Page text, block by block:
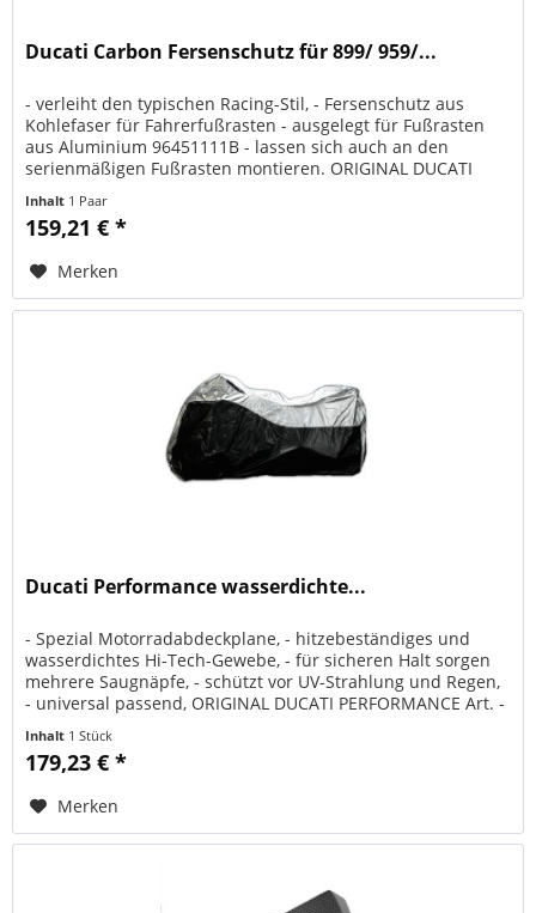
Ducati Carbon Fersenschutz für 899/ 959/...
- verleiht den typischen Racing-Stil, - Fersenschutz aus
Kohlefaser für Fahrerfußrasten - ausgelegt für Fußrasten
aus Aluminium 96451111B - lassen sich auch an den
serienmäßigen Fußrasten montieren. ORIGINAL DUCATI
Inhalt 1 Paar
159,21 € *
Merken
Ducati Performance wasserdichte...
- Spezial Motorradabdeckplane, - hitzebeständiges und
wasserdichtes Hi-Tech-Gewebe, - für sicheren Halt sorgen
mehrere Saugnäpfe, - schützt vor UV-Strahlung und Regen,
- universal passend, ORIGINAL DUCATI PERFORMANCE Art. -
Inhalt 1 Stück
179,23 € *
Merken